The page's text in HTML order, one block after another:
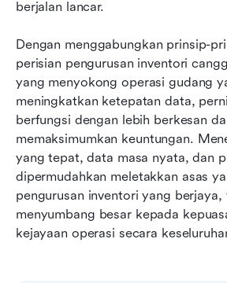
berjalan lancar.
Dengan menggabungkan prinsip-
perisian pengurusan inventori
yang menyokong operasi gudang
meningkatkan ketepatan data,
berfungsi dengan lebih berkesan
memaksimumkan keuntungan.
yang tepat, data masa nyata, dan
dipermudahkan meletakkan asas
pengurusan inventori yang berjaya,
menyumbang besar kepada
kejayaan operasi secara